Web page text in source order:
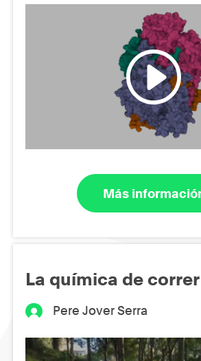
Más
La química de correr
Pere Jover Serra